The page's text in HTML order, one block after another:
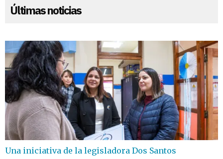
Últimas noticias
Una iniciativa de la legisladora Dos Santos